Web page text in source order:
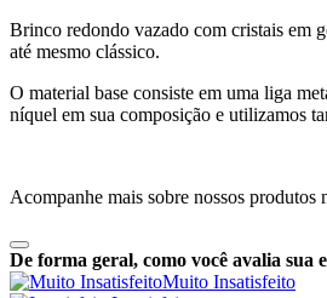
Brinco redondo vazado com cristais em
até mesmo clássico.
O material base consiste em uma liga
níquel em sua composição e utilizamos
Acompanhe mais sobre nossos produtos
De forma geral, como você avalia sua
Muito Insatisfeito